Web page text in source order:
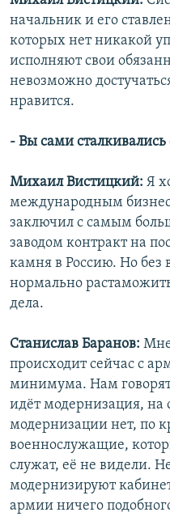
начальник и его
которых нет никакой
исполняют свои
невозможно
нравится.
- Вы сами сталкивались
Михаил Вистицкий: Я
международным
заключил с самым
заводом контракт на
камня в Россию. Но без
нормально
дела.
Станислав Баранов: Мне
происходит сейчас с
минимума. Нам
идёт модернизация, на
модернизации нет, по
военнослужащие,
служат, её не видели.
модернизируют
армии ничего